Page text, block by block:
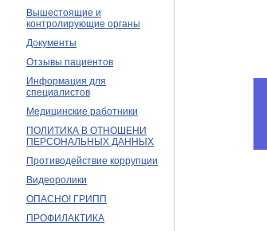
Вышестоящие и
контролирующие органы
Документы
Отзывы пациентов
Информация для
специалистов
Медицинские работники
ПОЛИТИКА В ОТНОШЕНИ
ПЕРСОНАЛЬНЫХ ДАННЫХ
Противодействие коррупции
Видеоролики
ОПАСНО! ГРИПП
ПРОФИЛАКТИКА